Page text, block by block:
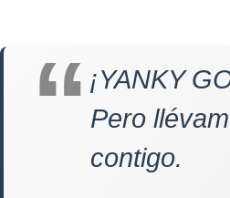
¡YANKY
Pero
contigo.